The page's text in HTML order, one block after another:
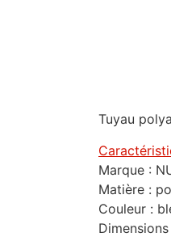
Tuyau
Marque :
Matière :
Couleur :